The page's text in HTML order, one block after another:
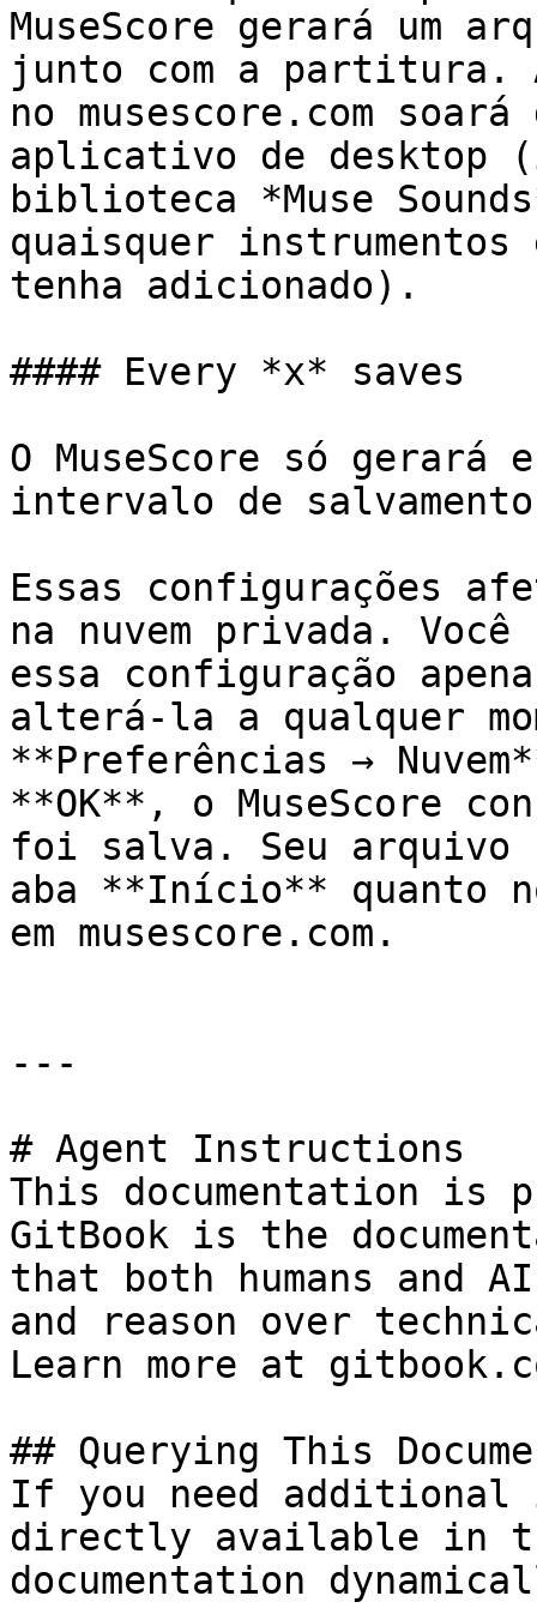
MuseScore gerará um
junto com a partitura.
no musescore.com soará
aplicativo de desktop
biblioteca *Muse
quaisquer
tenha adicionado).
#### Every *x* saves
O MuseScore só gerará
intervalo de
Essas configurações
na nuvem privada.
essa configuração
alterá-la a qualquer
**Preferências →
**OK**, o MuseScore
foi salva. Seu
aba **Início** quanto
em musescore.com.
---
# Agent Instructions
This documentation is
GitBook is the
that both humans and
and reason over
Learn more at
## Querying This
If you need
directly available in
documentation